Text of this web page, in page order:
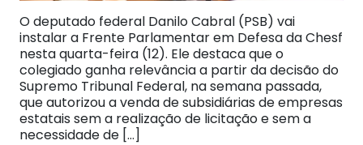
O deputado federal Danilo Cabral (PSB) vai
instalar a Frente Parlamentar em Defesa da Chesf
nesta quarta-feira (12). Ele destaca que o
colegiado ganha relevância a partir da decisão do
Supremo Tribunal Federal, na semana passada,
que autorizou a venda de subsidiárias de empresas
estatais sem a realização de licitação e sem a
necessidade de […]